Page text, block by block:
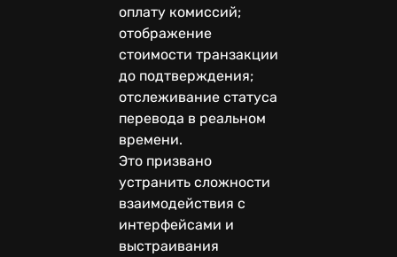
оплату комиссий;
отображение
стоимости транзакции
до подтверждения;
отслеживание статуса
перевода в реальном
времени.
Это призвано
устранить сложности
взаимодействия с
интерфейсами и
выстраивания